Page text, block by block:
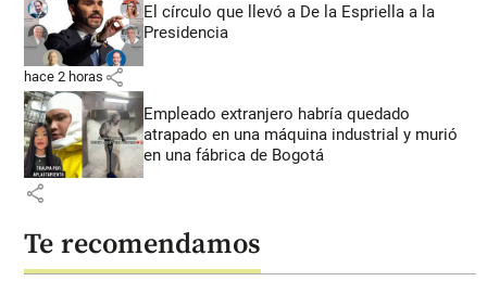
El círculo que llevó a De la Espriella a la
Presidencia
hace 2 horas share
Empleado extranjero habría quedado
atrapado en una máquina industrial y murió
en una fábrica de Bogotá
share
Te recomendamos